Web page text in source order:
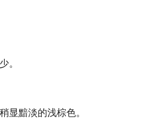
。
显黯淡的浅棕色。